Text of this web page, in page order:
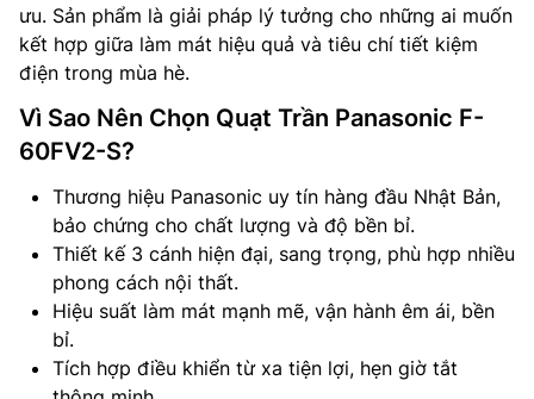
ưu. Sản phẩm là giải pháp lý tưởng cho những ai muốn
kết hợp giữa làm mát hiệu quả và tiêu chí tiết kiệm
điện trong mùa hè.
Vì Sao Nên Chọn Quạt Trần Panasonic F-
60FV2-S?
Thương hiệu Panasonic uy tín hàng đầu Nhật Bản,
bảo chứng cho chất lượng và độ bền bỉ.
Thiết kế 3 cánh hiện đại, sang trọng, phù hợp nhiều
phong cách nội thất.
Hiệu suất làm mát mạnh mẽ, vận hành êm ái, bền
bỉ.
Tích hợp điều khiển từ xa tiện lợi, hẹn giờ tắt